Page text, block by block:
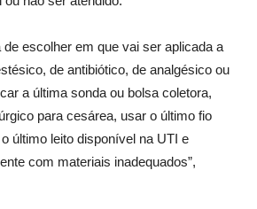
de escolher em que vai ser aplicada a
de antibiótico, de analgésico ou
a última sonda ou bolsa coletora,
para cesárea, usar o último fio
último leito disponível na UTI e
com materiais inadequados”,